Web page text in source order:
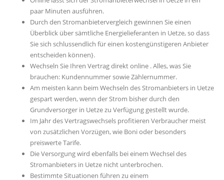
paar Minuten ausführen.
Durch den Stromanbietervergleich gewinnen Sie einen
Überblick über sämtliche Energielieferanten in Uetze, so dass
Sie sich schlussendlich für einen kostengünstigeren Anbieter
entscheiden können}.
Wechseln Sie Ihren Vertrag direkt online . Alles, was Sie
brauchen: Kundennummer sowie Zählernummer.
Am meisten kann beim Wechseln des Stromanbieters in Uetze
gespart werden, wenn der Strom bisher durch den
Grundversorger in Uetze zu Verfügung gestellt wurde.
Im Jahr des Vertragswechsels profitieren Verbraucher meist
von zusätzlichen Vorzügen, wie Boni oder besonders
preiswerte Tarife.
Die Versorgung wird ebenfalls bei einem Wechsel des
Stromanbieters in Uetze nicht unterbrochen.
Bestimmte Situationen führen zu einem